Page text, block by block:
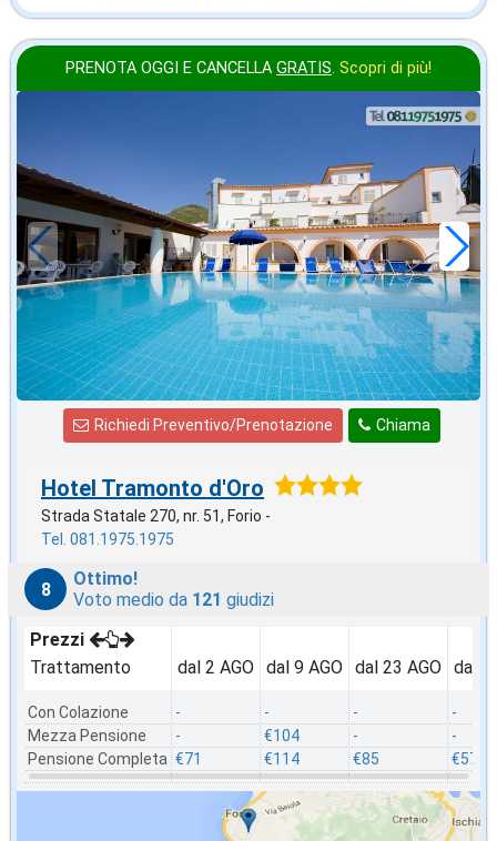
PRENOTA OGGI E CANCELLA GRATIS. Scopri di più!
€28,43
a notte
Chiama
Richiedi Preventivo/Prenotazione
Hotel Tramonto d'Oro
Strada Statale 270, nr. 51, Forio -
Tel. 081.1975.1975
8
Ottimo!
Voto medio da 121 giudizi
Prezzi
Trattamento
Con Colazione
Mezza Pensione
Pensione Completa
dal 2 AGO
-
-
€71
dal 9 AGO
-
€104
€114
dal 23 AGO
-
-
€85
dal
-
-
€57